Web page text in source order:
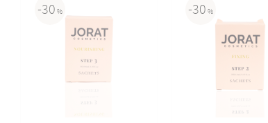
30 % 30 %